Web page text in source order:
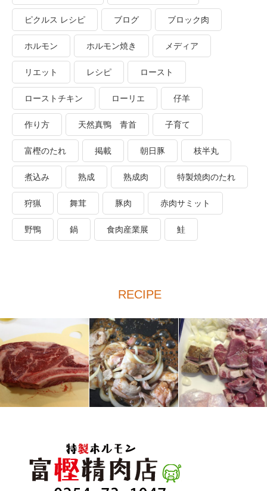
ピクルス レシピ ブログ ブロック肉
ホルモン ホルモン焼き メディア
リエット レシピ ロースト
ローストチキン ローリエ 仔羊
作り方 天然真鴨 青首 子育て
富樫のたれ 掲載 朝日豚 枝半丸
煮込み 熟成 熟成肉 特製焼肉のたれ
狩猟 舞茸 豚肉 赤肉サミット
野鴨 鍋 食肉産業展 鮭
RECIPE